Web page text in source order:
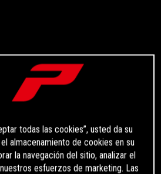
todas las cookies”, usted da su
almacenamiento de cookies en su
la navegación del sitio, analizar el
esfuerzos de marketing. Las